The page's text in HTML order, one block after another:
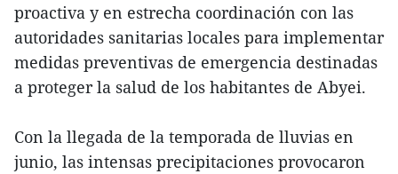
proactiva y en estrecha coordinación con las
autoridades sanitarias locales para implementar
medidas preventivas de emergencia destinadas
a proteger la salud de los habitantes de Abyei.
Con la llegada de la temporada de lluvias en
junio, las intensas precipitaciones provocaron